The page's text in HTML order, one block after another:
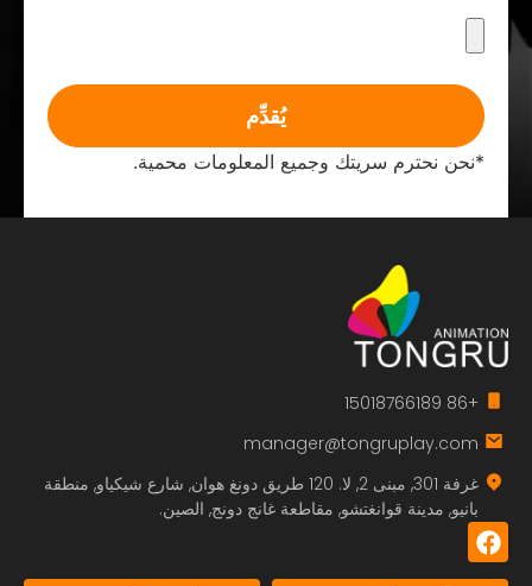
يُقدِّم
*نحن نحترم سريتك وجميع المعلومات محمية.
+86 15018766189
manager@tongruplay.com
غرفة 301, مبنى 2, لا. 120 طريق دونغ هوان, شارع شيكياو, منطقة
بانيو, مدينة قوانغتشو, مقاطعة غانج دونج, الصين.